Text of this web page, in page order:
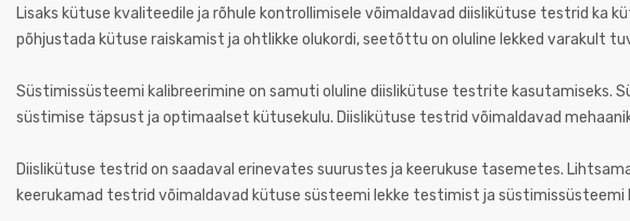
Lisaks kütuse kvaliteedile ja rõhule kontrollimisele võimaldavad diislikütuse testrid ka
põhjustada kütuse raiskamist ja ohtlikke olukordi, seetõttu on oluline lekked varakult
Süstimissüsteemi kalibreerimine on samuti oluline diislikütuse testrite kasutamiseks.
süstimise täpsust ja optimaalset kütusekulu. Diislikütuse testrid võimaldavad
Diislikütuse testrid on saadaval erinevates suurustes ja keerukuse tasemetes.
keerukamad testrid võimaldavad kütuse süsteemi lekke testimist ja süstimissüsteemi